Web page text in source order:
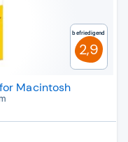
Befriedigend
2,9
Macintosh